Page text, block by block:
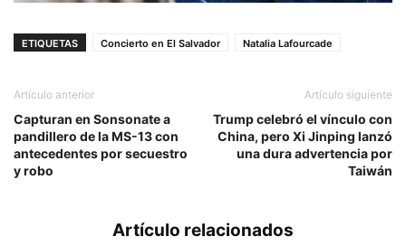
ETIQUETAS Concierto en El Salvador Natalia Lafourcade
Artículo anterior
Capturan en Sonsonate a
pandillero de la MS-13 con
antecedentes por secuestro
y robo
Artículo siguiente
Trump celebró el vínculo con
China, pero Xi Jinping lanzó
una dura advertencia por
Taiwán
Artículo relacionados